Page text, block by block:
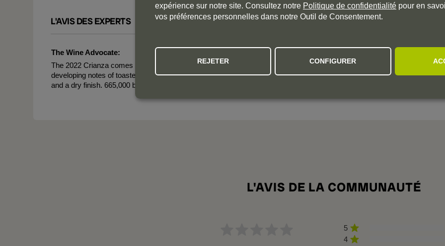
L'AVIS DES EXPERTS
The Wine Advocate:
The 2022 Crianza comes through as ripe and with notes of dried herbs, despite the contained alcohol (13.5%),
developing notes of toasted cereals with time in the glass. It's soft and approachable, with slightly dusty tannins
and a dry finish. 665,000 bottles produced. It was bottled in December 2024. - Luis Gutiérrez.
L'AVIS DE LA COMMUNAUTÉ
5
4
expérience sur notre site. Consultez notre Politique de confidentialité pour en
vos préférences personnelles dans notre Outil de Consentement.
REJETER CONFIGURER